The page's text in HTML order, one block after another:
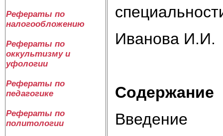
Рефераты по
налогообложению
Рефераты по
оккультизму и
уфологии
Рефераты по
педагогике
Рефераты по
политологии
Иванова И.И.
Содержание
Введение